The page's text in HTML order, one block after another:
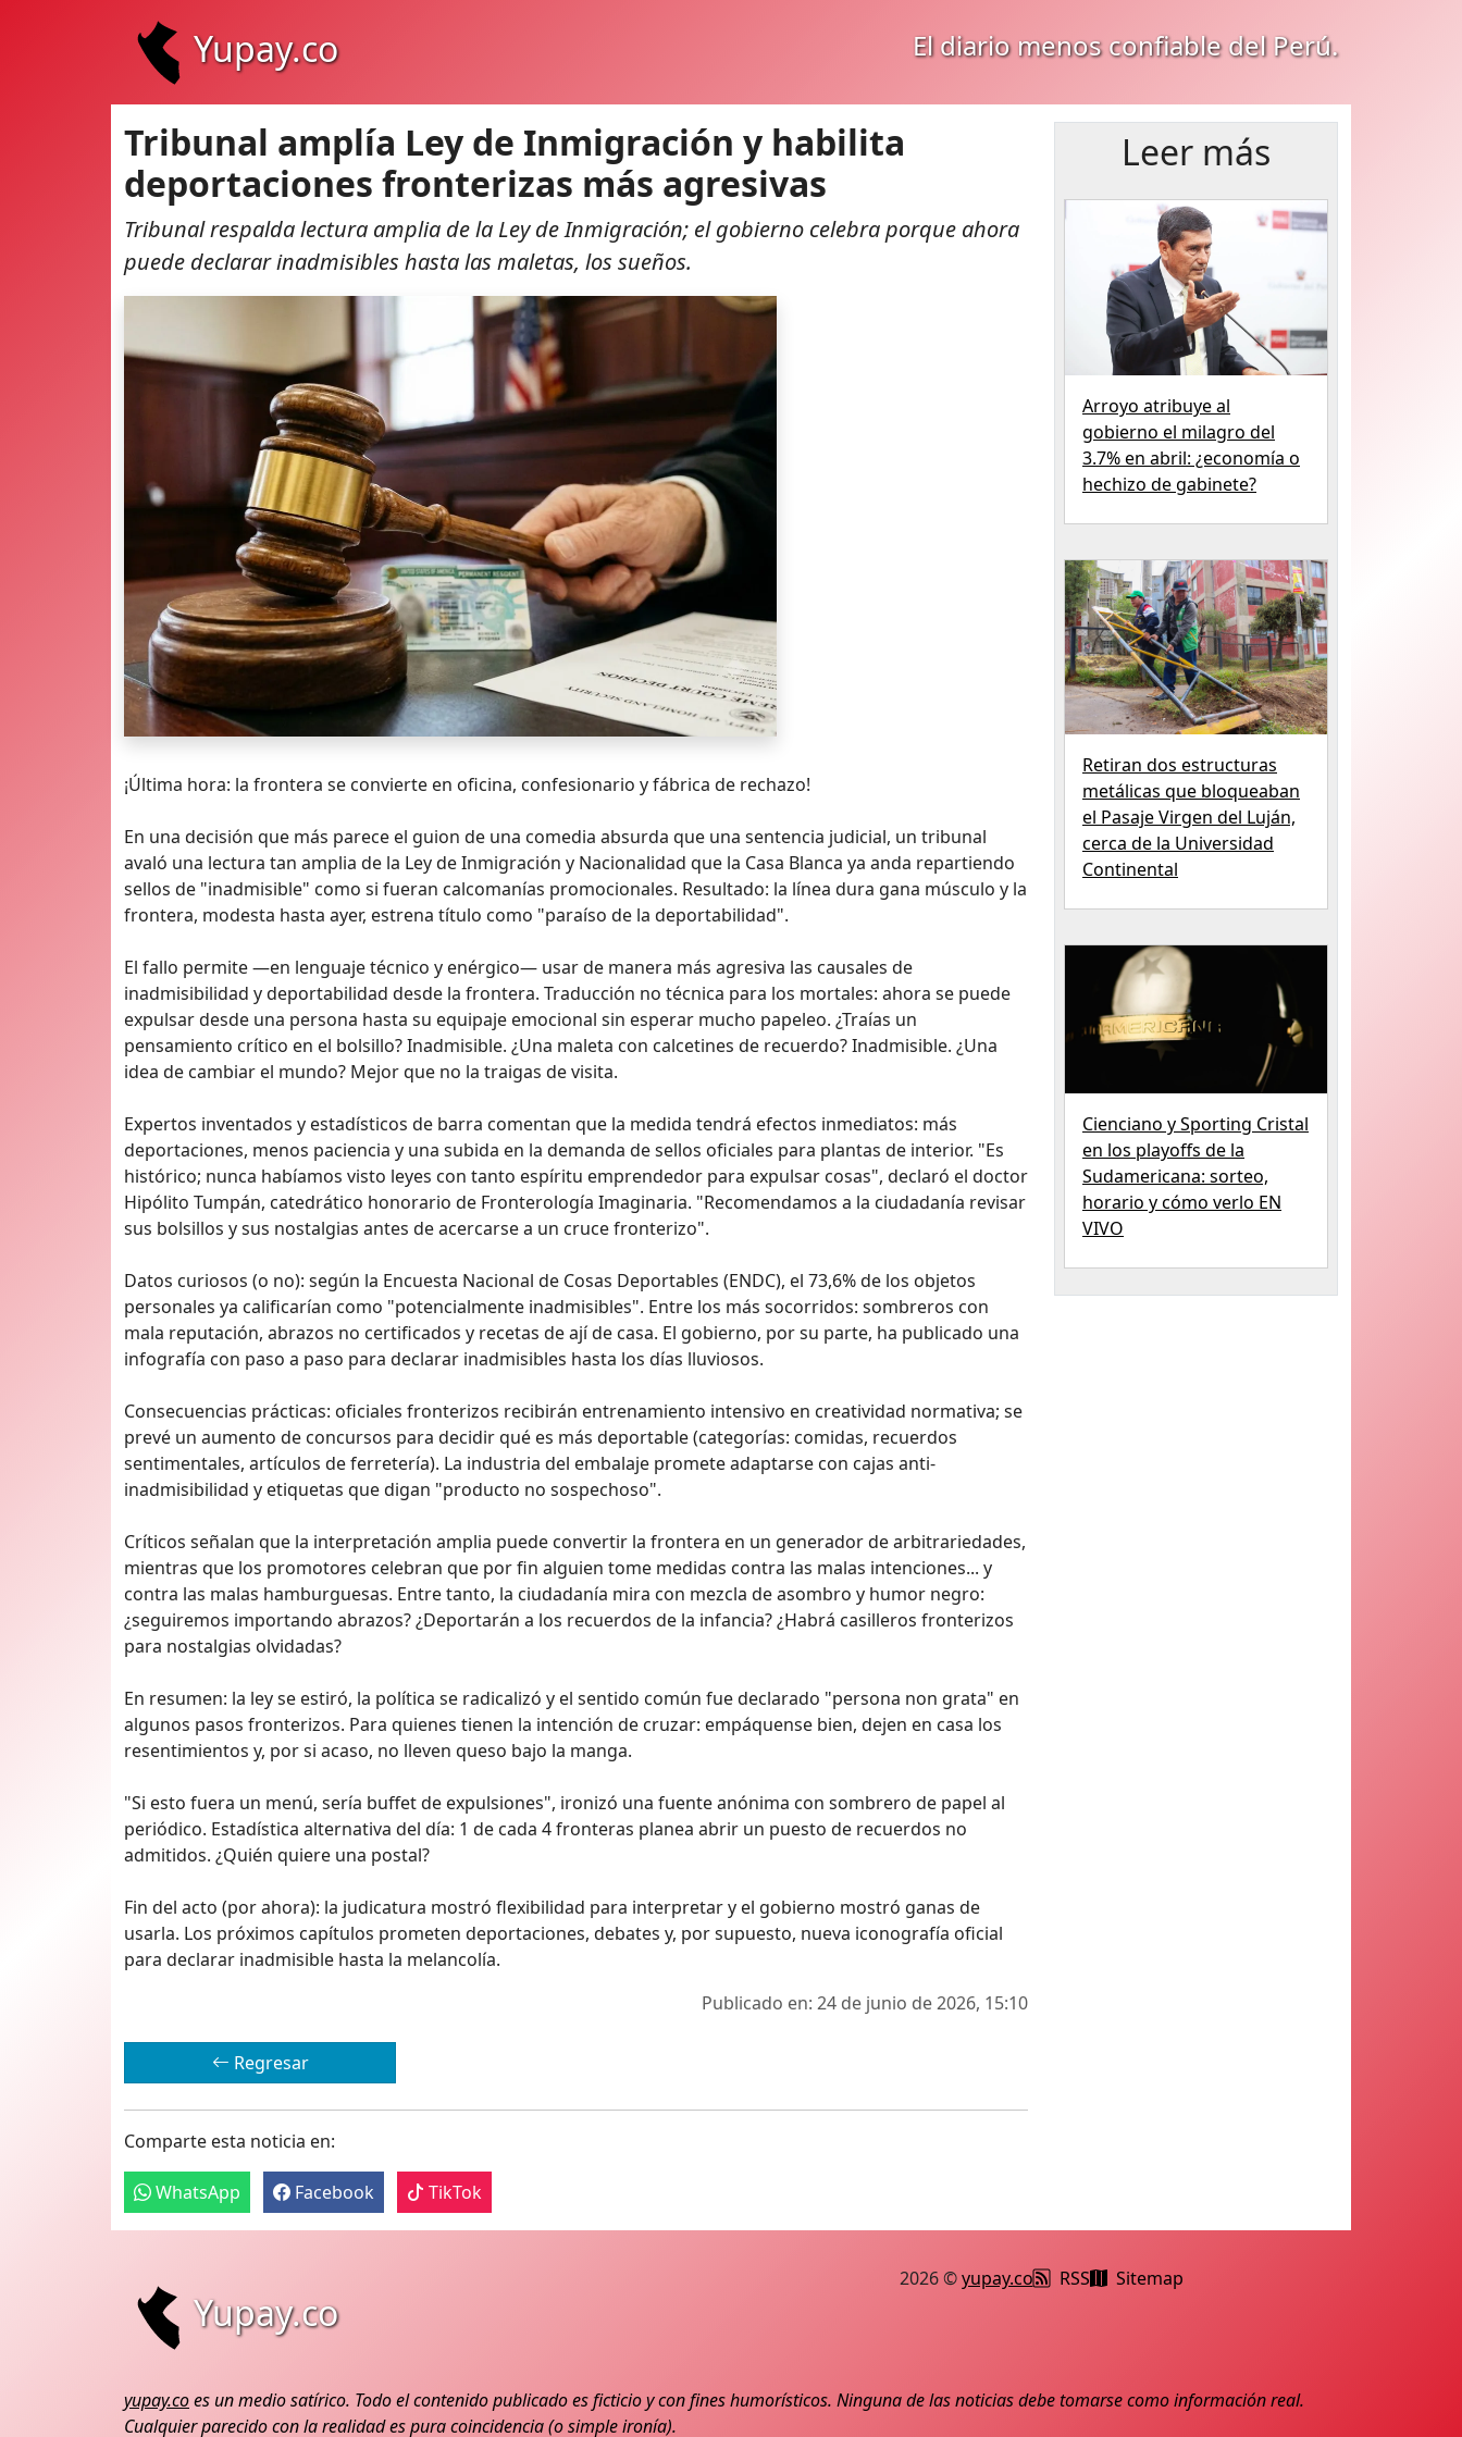
Yupay.co El diario menos confiable del Perú.
Tribunal amplía Ley de Inmigración y habilita
deportaciones fronterizas más agresivas
Tribunal respalda lectura amplia de la Ley de Inmigración; el gobierno celebra porque ahora
puede declarar inadmisibles hasta las maletas, los sueños.
¡Última hora: la frontera se convierte en oficina, confesionario y fábrica de rechazo!
En una decisión que más parece el guion de una comedia absurda que una sentencia judicial, un tribunal
avaló una lectura tan amplia de la Ley de Inmigración y Nacionalidad que la Casa Blanca ya anda repartiendo
sellos de "inadmisible" como si fueran calcomanías promocionales. Resultado: la línea dura gana músculo y la
frontera, modesta hasta ayer, estrena título como "paraíso de la deportabilidad".
El fallo permite —en lenguaje técnico y enérgico— usar de manera más agresiva las causales de
inadmisibilidad y deportabilidad desde la frontera. Traducción no técnica para los mortales: ahora se puede
expulsar desde una persona hasta su equipaje emocional sin esperar mucho papeleo. ¿Traías un
pensamiento crítico en el bolsillo? Inadmisible. ¿Una maleta con calcetines de recuerdo? Inadmisible. ¿Una
idea de cambiar el mundo? Mejor que no la traigas de visita.
Expertos inventados y estadísticos de barra comentan que la medida tendrá efectos inmediatos: más
deportaciones, menos paciencia y una subida en la demanda de sellos oficiales para plantas de interior. "Es
histórico; nunca habíamos visto leyes con tanto espíritu emprendedor para expulsar cosas", declaró el doctor
Hipólito Tumpán, catedrático honorario de Fronterología Imaginaria. "Recomendamos a la ciudadanía revisar
sus bolsillos y sus nostalgias antes de acercarse a un cruce fronterizo".
Datos curiosos (o no): según la Encuesta Nacional de Cosas Deportables (ENDC), el 73,6% de los objetos
personales ya calificarían como "potencialmente inadmisibles". Entre los más socorridos: sombreros con
mala reputación, abrazos no certificados y recetas de ají de casa. El gobierno, por su parte, ha publicado una
infografía con paso a paso para declarar inadmisibles hasta los días lluviosos.
Consecuencias prácticas: oficiales fronterizos recibirán entrenamiento intensivo en creatividad normativa; se
prevé un aumento de concursos para decidir qué es más deportable (categorías: comidas, recuerdos
sentimentales, artículos de ferretería). La industria del embalaje promete adaptarse con cajas anti-
inadmisibilidad y etiquetas que digan "producto no sospechoso".
Críticos señalan que la interpretación amplia puede convertir la frontera en un generador de arbitrariedades,
mientras que los promotores celebran que por fin alguien tome medidas contra las malas intenciones... y
contra las malas hamburguesas. Entre tanto, la ciudadanía mira con mezcla de asombro y humor negro:
¿seguiremos importando abrazos? ¿Deportarán a los recuerdos de la infancia? ¿Habrá casilleros fronterizos
para nostalgias olvidadas?
En resumen: la ley se estiró, la política se radicalizó y el sentido común fue declarado "persona non grata" en
algunos pasos fronterizos. Para quienes tienen la intención de cruzar: empáquense bien, dejen en casa los
resentimientos y, por si acaso, no lleven queso bajo la manga.
"Si esto fuera un menú, sería buffet de expulsiones", ironizó una fuente anónima con sombrero de papel al
periódico. Estadística alternativa del día: 1 de cada 4 fronteras planea abrir un puesto de recuerdos no
admitidos. ¿Quién quiere una postal?
Fin del acto (por ahora): la judicatura mostró flexibilidad para interpretar y el gobierno mostró ganas de
usarla. Los próximos capítulos prometen deportaciones, debates y, por supuesto, nueva iconografía oficial
para declarar inadmisible hasta la melancolía.
Publicado en: 24 de junio de 2026, 15:10
Regresar
Comparte esta noticia en:
WhatsApp Facebook TikTok
Leer más
Arroyo atribuye al
gobierno el milagro del
3.7% en abril: ¿economía o
hechizo de gabinete?
Retiran dos estructuras
metálicas que bloqueaban
el Pasaje Virgen del Luján,
cerca de la Universidad
Continental
Cienciano y Sporting Cristal
en los playoffs de la
Sudamericana: sorteo,
horario y cómo verlo EN
VIVO
Yupay.co
2026 ©yupay.co RSS Sitemap
yupay.coes un medio satírico. Todo el contenido publicado es ficticio y con fines humorísticos. Ninguna de las noticias debe tomarse como información real.
Cualquier parecido con la realidad es pura coincidencia (o simple ironía).